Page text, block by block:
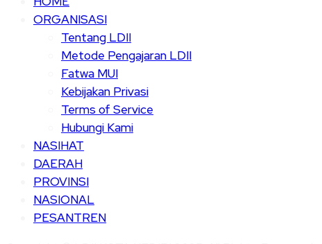
ORGANISASI
Tentang LDII
Metode Pengajaran LDII
Fatwa MUI
Kebijakan Privasi
Terms of Service
Hubungi Kami
NASIHAT
DAERAH
PROVINSI
NASIONAL
PESANTREN